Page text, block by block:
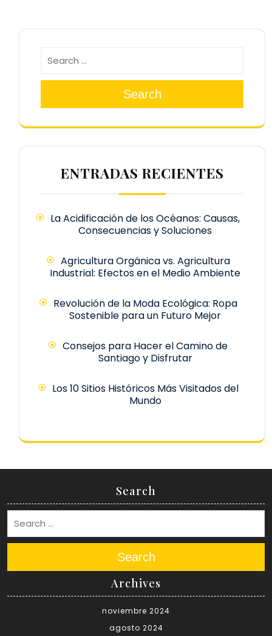
Search
ENTRADAS RECIENTES
La Acidificación de los Océanos: Causas,
Consecuencias y Soluciones
Agricultura Orgánica vs. Agricultura
Industrial: Efectos en el Medio Ambiente
Revolución de la Moda Ecológica: Ropa
Sostenible para un Futuro Mejor
Consejos para Hacer el Camino de
Santiago y Disfrutar
Los 10 Sitios Históricos Más Visitados del
Mundo
Search
Search
Archives
noviembre 2024
agosto 2024